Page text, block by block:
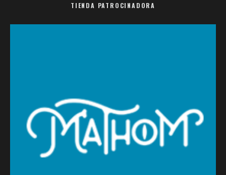
TIENDA PATROCINADORA